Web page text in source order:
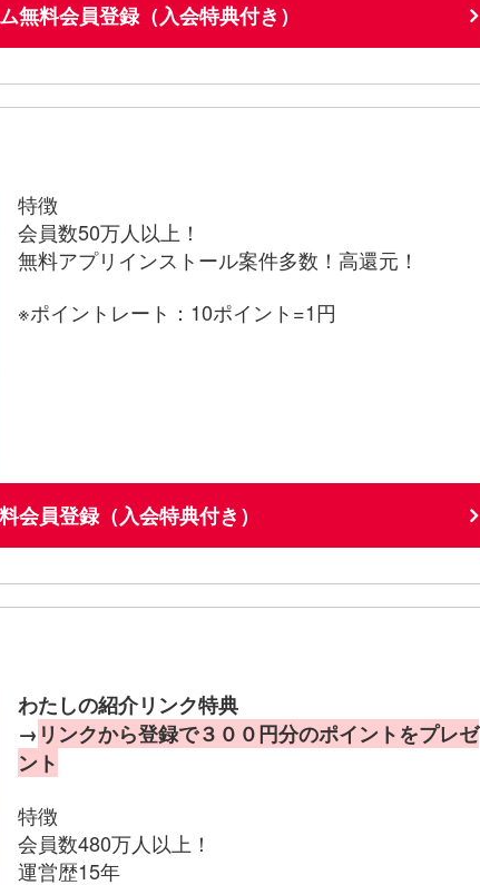
無料会員登録（入会特典付き）
特徴
会員数50万人以上！
無料アプリインストール案件多数！高還元！
※ポイントレート：10ポイント=1円
会員登録（入会特典付き）
わたしの紹介リンク特典
→ リンクから登録で３００円分のポイントをプレゼ
ント
特徴
会員数480万人以上！
運営歴15年